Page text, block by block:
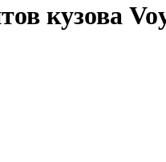
кузова